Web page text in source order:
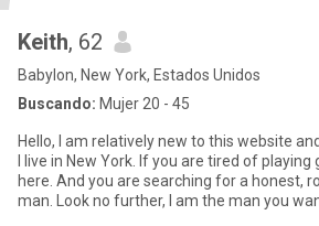
Keith, 62
Babylon, New York, Estados Unidos
Buscando: Mujer 20 - 45
Hello, I am relatively new to this website
I live in New York. If you are tired of
here. And you are searching for a honest,
man. Look no further, I am the man you